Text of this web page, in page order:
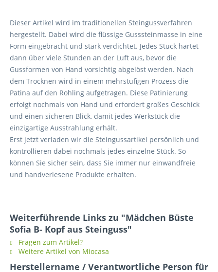
Dieser Artikel wird im traditionellen Steingussverfahren
hergestellt. Dabei wird die flüssige Gusssteinmasse in eine
Form eingebracht und stark verdichtet. Jedes Stück härtet
dann über viele Stunden an der Luft aus, bevor die
Gussformen von Hand vorsichtig abgelöst werden. Nach
dem Trocknen wird in einem mehrstufigen Prozess die
Patina auf den Rohling aufgetragen. Diese Patinierung
erfolgt nochmals von Hand und erfordert großes Geschick
und einen sicheren Blick, damit jedes Werkstück die
einzigartige Ausstrahlung erhält.
Erst jetzt verladen wir die Steingussartikel persönlich und
kontrollieren dabei nochmals jedes einzelne Stück. So
können Sie sicher sein, dass Sie immer nur einwandfreie
und handverlesene Produkte erhalten.
Weiterführende Links zu "Mädchen Büste
Sofia B- Kopf aus Steinguss"
Fragen zum Artikel?
Weitere Artikel von Miocasa
Herstellername / Verantwortliche Person für